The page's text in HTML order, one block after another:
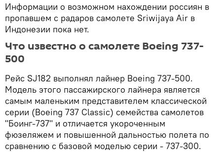
Информации о возможном нахождении россиян в
пропавшем с радаров самолете Sriwijaya Air в
Индонезии пока нет.
Что известно о самолете Boeing 737-
500
Рейс SJ182 выполнял лайнер Boeing 737-500.
Модель этого пассажирского лайнера является
самым маленьким представителем классической
серии (Boeing 737 Classic) семейства самолетов
"Боинг-737" и отличается укороченным
фюзеляжем и повышенной дальностью полета по
сравнению с базовой моделью серии - 737-300.